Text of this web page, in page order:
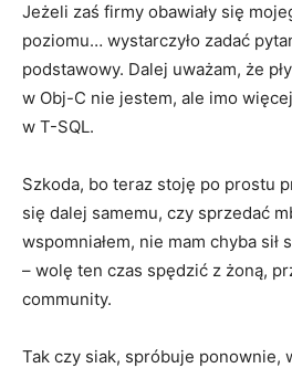
Jeżeli zaś firmy obawiały się
poziomu… wystarczyło zadać
podstawowy. Dalej uważam, że
w Obj-C nie jestem, ale imo
w T-SQL.
Szkoda, bo teraz stoję po prostu
się dalej samemu, czy sprzedać
wspomniałem, nie mam chyba sił
– wolę ten czas spędzić z żoną,
community.
Tak czy siak, spróbuje ponownie,